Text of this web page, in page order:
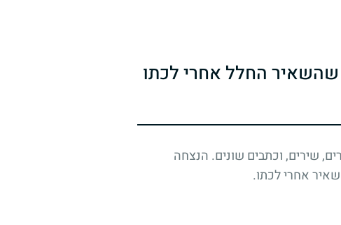
החלל אחרי לכתו
שירים, וכתבים שונים. הנצחה
אחרי לכתו.